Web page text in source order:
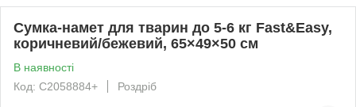
Сумка-намет для тварин до 5-6 кг Fast&Easy,
коричневий/бежевий, 65×49×50 см
В наявності
Код: C2058884+
Роздріб